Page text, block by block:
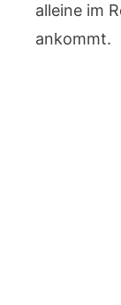
alleine im
ankommt.